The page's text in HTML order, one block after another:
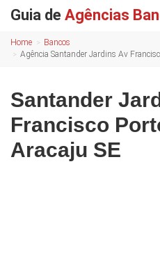
Guia de Agências
Home
Bancos
Agência Santander Jardins Av
Santander
Francisco
Aracaju SE